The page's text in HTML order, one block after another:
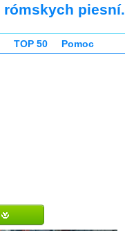
rómskych piesní.
TOP 50 Pomoc